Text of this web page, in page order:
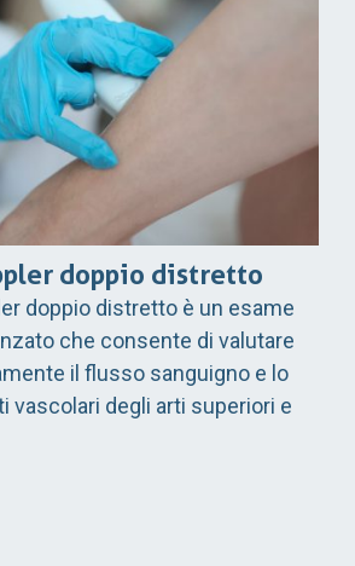
doppio distretto
doppio distretto è un esame
che consente di valutare
il flusso sanguigno e lo
vascolari degli arti superiori e